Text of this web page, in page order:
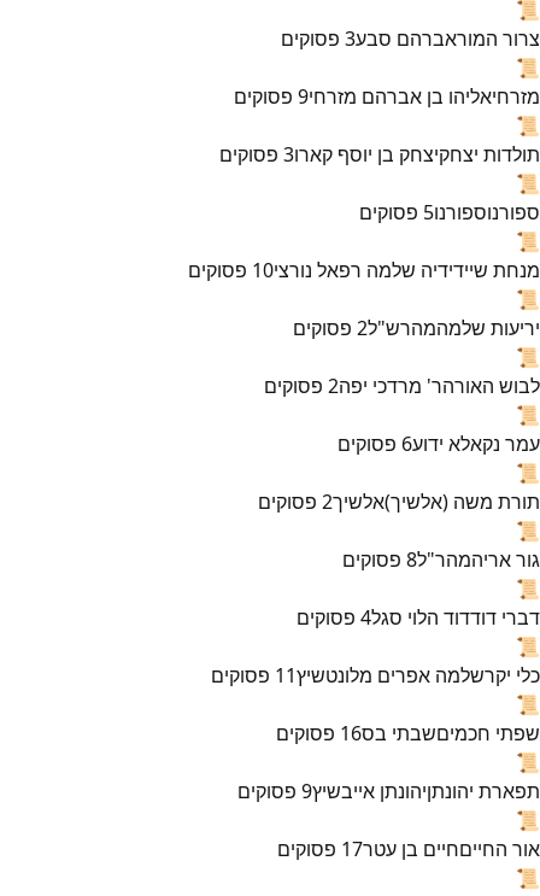
📜
צרור המוראברהם סבע3 פסוקים
📜
מזרחיאליהו בן אברהם מזרחי9 פסוקים
📜
תולדות יצחקיצחק בן יוסף קארו3 פסוקים
📜
ספורנוספורנו5 פסוקים
📜
מנחת שיידידיה שלמה רפאל נורצי10 פסוקים
📜
יריעות שלמהמהרש"ל2 פסוקים
📜
לבוש האורהר' מרדכי יפה2 פסוקים
📜
עמר נקאלא ידוע6 פסוקים
📜
תורת משה (אלשיך)אלשיך2 פסוקים
📜
גור אריהמהר"ל8 פסוקים
📜
דברי דודדוד הלוי סגל4 פסוקים
📜
כלי יקרשלמה אפרים מלונטשיץ11 פסוקים
📜
שפתי חכמיםשבתי בס16 פסוקים
📜
תפארת יהונתןיהונתן אייבשיץ9 פסוקים
📜
אור החייםחיים בן עטר17 פסוקים
📜